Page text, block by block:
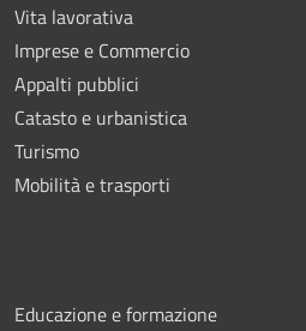
Vita lavorativa
Imprese e Commercio
Appalti pubblici
Catasto e urbanistica
Turismo
Mobilità e trasporti
Educazione e formazione